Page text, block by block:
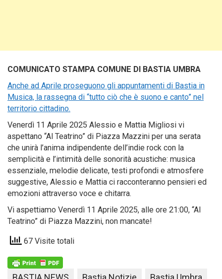
COMUNICATO STAMPA COMUNE DI BASTIA UMBRA
Anche ad Aprile proseguono gli appuntamenti di Bastia in
Musica, la rassegna di “tutto ciò che è suono e canto” nel
territorio cittadino.
Venerdì 11 Aprile 2025 Alessio e Mattia Migliosi vi
aspettano “Al Teatrino” di Piazza Mazzini per una serata
che unirà l’anima indipendente dell’indie rock con la
semplicità e l’intimità delle sonorità acustiche: musica
essenziale, melodie delicate, testi profondi e atmosfere
suggestive, Alessio e Mattia ci racconteranno pensieri ed
emozioni attraverso voce e chitarra.
Vi aspettiamo Venerdì 11 Aprile 2025, alle ore 21:00, “Al
Teatrino” di Piazza Mazzini, non mancate!
67 Visite totali